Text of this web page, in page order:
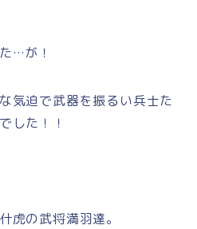
…が！
気迫で武器を振るい兵士た
した！！
虎の武将満羽達。